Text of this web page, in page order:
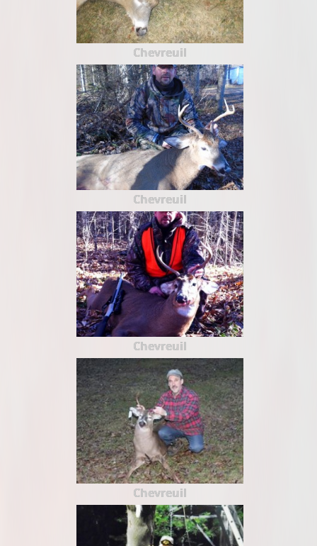
Chevreuil
Chevreuil
Chevreuil
Chevreuil